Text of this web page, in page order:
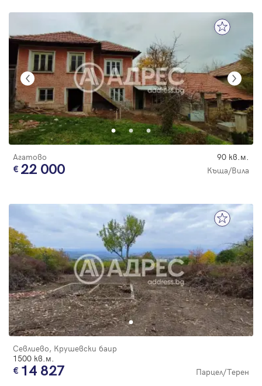
Агатово 90 кв.м.
22 000 Къща/Вила
Севлиево, Крушевски баир
1500 кв.м.
14 827 Парцел/Терен